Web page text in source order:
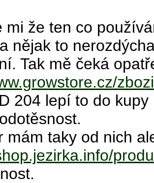
mi že ten co
nějak to
Tak mě čeká
204 lepí to do
mám taky od nich